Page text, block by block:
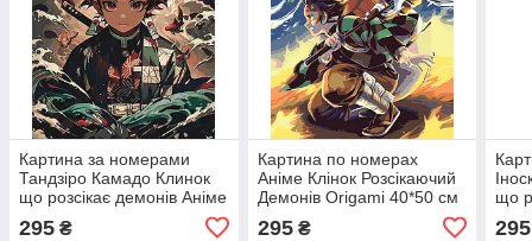
Картина за номерами
Тандзіро Камадо Клинок
що розсікає демонів Аніме
40*50 см Орігамі (LW0870)
295 ₴
Картина по номерах
Аніме Клінок Розсікаючий
Демонів Origami 40*50 см
295₴
що
295